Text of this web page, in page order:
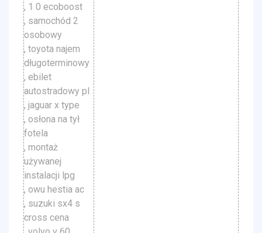
, 1 0 ecoboost
, samochód 2
osobowy
, toyota najem
długoterminowy
, ebilet
autostradowy pl
, jaguar x type
, osłona na tył
fotela
, montaż
używanej
instalacji lpg
, owu hestia ac
, suzuki sx4 s
cross cena